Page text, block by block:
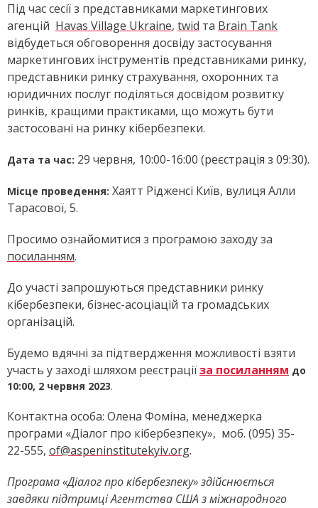
Під час сесії з представниками маркетингових
агенцій Havas Village Ukraine, twid та Brain Tank
відбудеться обговорення досвіду застосування
маркетингових інструментів представниками ринку,
представники ринку страхування, охоронних та
юридичних послуг поділяться досвідом розвитку
ринків, кращими практиками, що можуть бути
застосовані на ринку кібербезпеки.
Дата та час: 29 червня, 10:00-16:00 (реєстрація з 09:30).
Місце проведення: Хаятт Рідженсі Київ, вулиця Алли
Тарасової, 5.
Просимо ознайомитися з програмою заходу за
посиланням.
До участі запрошуються представники ринку
кібербезпеки, бізнес-асоціацій та громадських
організацій.
Будемо вдячні за підтвердження можливості взяти
участь у заході шляхом реєстраціїза посиланням до
10:00, 2 червня 2023.
Контактна особа: Олена Фоміна, менеджерка
програми «Діалог про кібербезпеку», моб. (095) 35-
22-555, of@aspeninstitutekyiv.org.
Програма «Діалог про кібербезпеку» здійснюється
завдяки підтримці Агентства США з міжнародного